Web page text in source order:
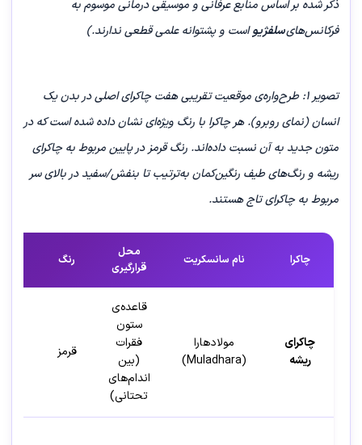
ذکر شده بر اساس منابع عرفانی و موسیقی درمانی موسوم به
فرکانس‌هایسلفژیواست و پشتوانه علمی قطعی ندارند.)
تصویر ۱: طرح‌واره‌ی موقعیت تقریبی هفت چاکرای اصلی در بدن یک
انسان (نمای روبرو). هر چاکرا با رنگ ویژه‌ای نشان داده شده است که در
متون جدید به آن نسبت داده‌اند. رنگ قرمز در پایین مربوط به چاکرای
ریشه و رنگ‌های طیف رنگین‌کمان به‌ترتیب تا بنفش/سفید در بالای سر
مربوط به چاکرای تاج هستند.
چاکرا نام سانسکریت
محل
قرارگیری
رنگ
چاکرای
ریشه
مولادهارا
(Muladhara)
قاعده‌ی
ستون
فقرات
(بین
اندام‌های
تحتانی)
قرمز